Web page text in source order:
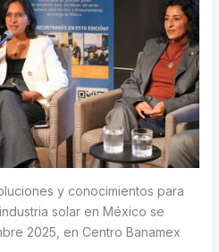
y conocimientos para
solar en México se
2025, en Centro Banamex